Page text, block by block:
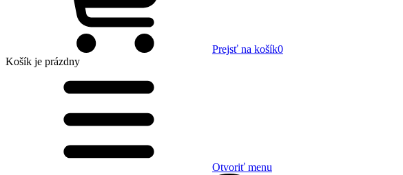
Prejsť na košík0
Košík je prázdny
Otvoriť menu